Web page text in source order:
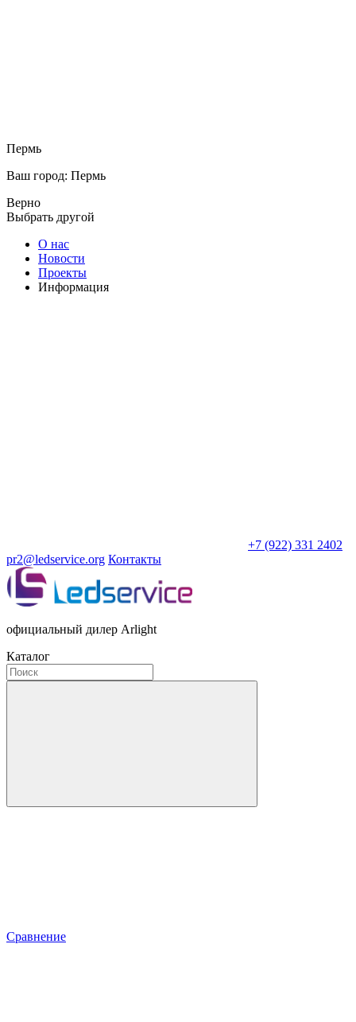
Пермь
Ваш город: Пермь
Верно
Выбрать другой
О нас
Новости
Проекты
Информация
+7 (922) 331 2402
pr2@ledservice.org Контакты
официальный дилер Arlight
Каталог
Сравнение